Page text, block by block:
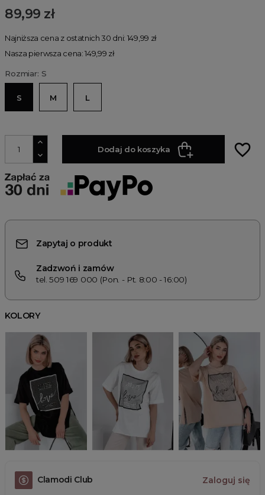
89,99 zł
Najniższa cena z ostatnich 30 dni: 149,99 zł
Nasza pierwsza cena: 149,99 zł
Rozmiar: S
S M L
Dodaj do koszyka favorite_border
Zapytaj o produkt
Zadzwoń i zamów
tel. 509 169 000 (Pon. - Pt. 8:00 - 16:00)
KOLORY
Clamodi Club Zaloguj się